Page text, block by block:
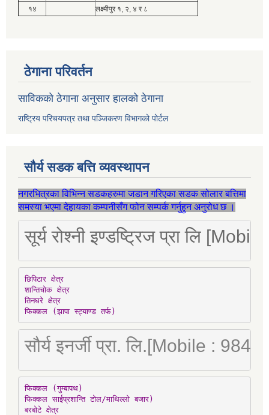
१४
लक्ष्मीपुर १, २, ४ र ८
ठेगाना परिवर्तन
साविकको ठेगाना अनुसार हालको ठेगाना
राष्ट्रिय परिचयपत्र तथा पञ्जिकरण विभागको पोर्टल
सौर्य सडक बत्ति व्यवस्थापन
नगरभित्रका विभिन्न सडकहरुमा जडान गरिएका सडक सोलार बत्तिमा
समस्या भएमा देहायका कम्पनीसँग फोन सम्पर्क गर्नुहुन अनुरोध छ ।
सूर्य रोश्नी इण्डष्ट्रिज प्रा लि
छिपिटार क्षेत्र
शान्तिचोक क्षेत्र
तिनघरे क्षेत्र
फिक्कल (झापा स्ट्याण्ड तर्फ)
सौर्य इनर्जी प्रा. लि.[Mobile :
फिक्कल (गुम्बापथ)
फिक्कल साईप्रशान्ति टोल/माथिल्लो बजार)
बरबोटे क्षेत्र